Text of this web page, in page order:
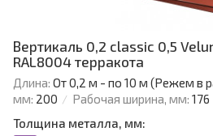
Вертикаль 0,2 classic 0,5
RAL8004 терракота
Длина: От 0,2 м - по 10 м (Режем в
мм: 200 Рабочая ширина, мм: 176
Толщина металла, мм: